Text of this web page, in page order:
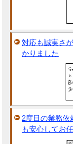
対応も誠実さ
かりました
2度目の業務依
も安心してお